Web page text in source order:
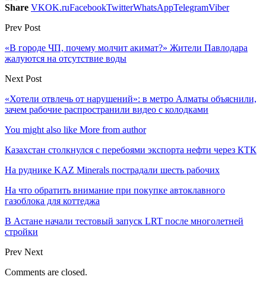
Share VKOK.ruFacebookTwitterWhatsAppTelegramViber
Prev Post
«В городе ЧП, почему молчит акимат?» Жители Павлодара
жалуются на отсутствие воды
Next Post
«Хотели отвлечь от нарушений»: в метро Алматы объяснили,
зачем рабочие распространили видео с колодками
You might also like More from author
Казахстан столкнулся с перебоями экспорта нефти через КТК
На руднике KAZ Minerals пострадали шесть рабочих
На что обратить внимание при покупке автоклавного
газоблока для коттеджа
В Астане начали тестовый запуск LRT после многолетней
стройки
Prev Next
Comments are closed.